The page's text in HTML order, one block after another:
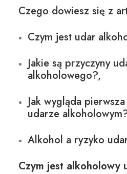
Czego dowiesz się z
Czym jest udar
Jakie są przyczyny
alkoholowego?,
Jak wygląda
udarze
Alkohol a ryzyko
Czym jest alkoholowy